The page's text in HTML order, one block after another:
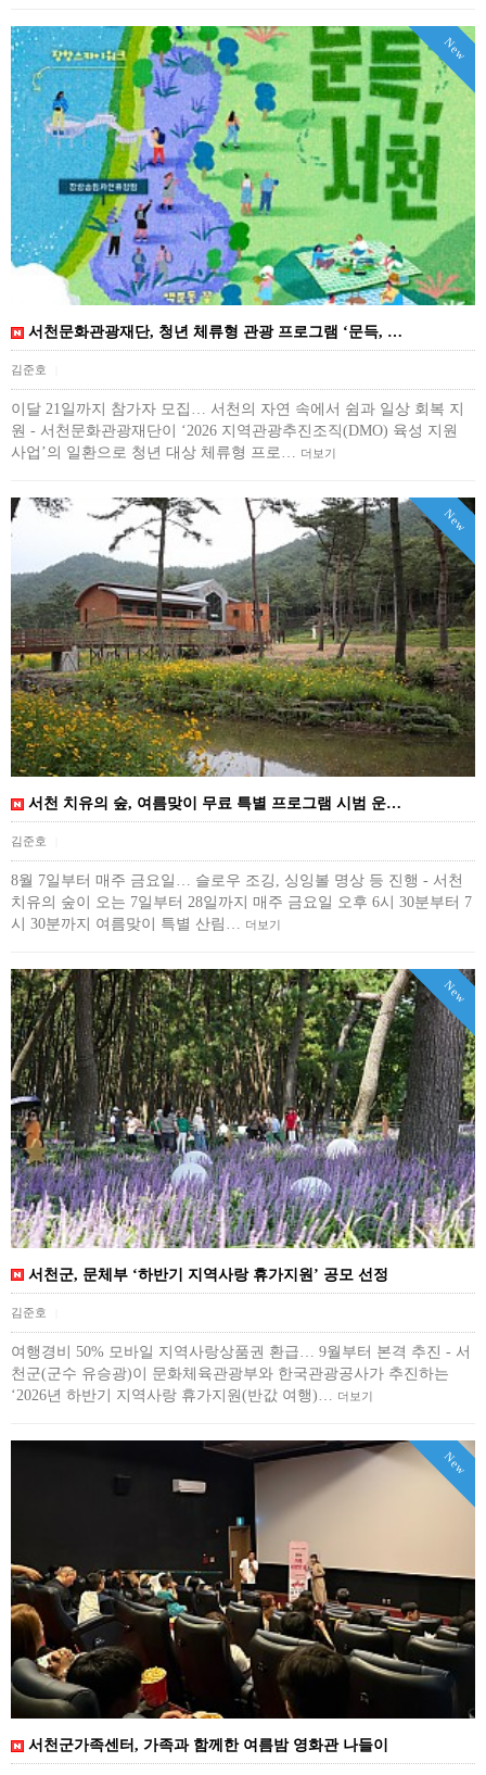
New
서천문화관광재단, 청년 체류형 관광 프로그램 ‘문득, …
김준호
이달 21일까지 참가자 모집… 서천의 자연 속에서 쉼과 일상 회복 지
원 - 서천문화관광재단이 ‘2026 지역관광추진조직(DMO) 육성 지원
사업’의 일환으로 청년 대상 체류형 프로… 더보기
New
서천 치유의 숲, 여름맞이 무료 특별 프로그램 시범 운…
김준호
8월 7일부터 매주 금요일… 슬로우 조깅, 싱잉볼 명상 등 진행 - 서천
치유의 숲이 오는 7일부터 28일까지 매주 금요일 오후 6시 30분부터 7
시 30분까지 여름맞이 특별 산림…
더보기
New
서천군, 문체부 ‘하반기 지역사랑 휴가지원’ 공모 선정
김준호
여행경비 50% 모바일 지역사랑상품권 환급… 9월부터 본격 추진 - 서
천군(군수 유승광)이 문화체육관광부와 한국관광공사가 추진하는
‘2026년 하반기 지역사랑 휴가지원(반값 여행)…
더보기
New
서천군가족센터, 가족과 함께한 여름밤 영화관 나들이